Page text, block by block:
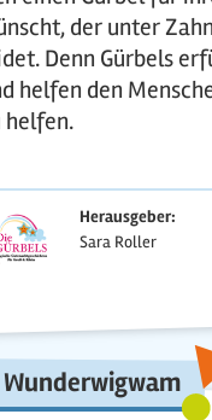
der unter
Denn Gürbels
helfen den
helfen.
Herausgeber:
Sara Roller
Wunderwigwam